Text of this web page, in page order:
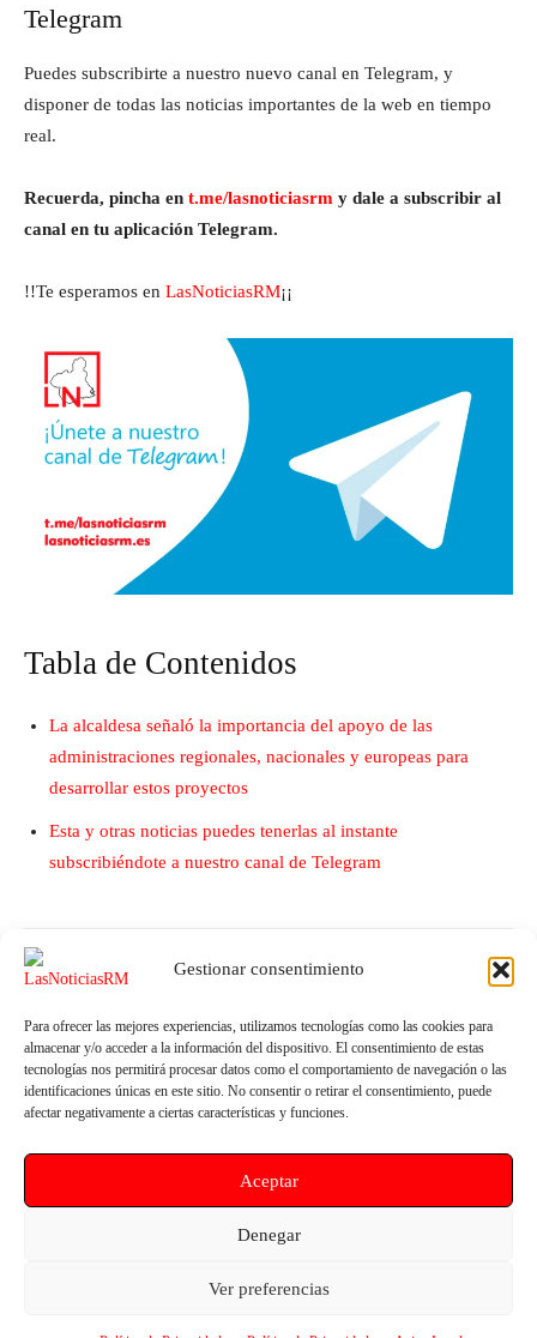
Gestionar consentimiento
Para ofrecer las mejores experiencias, utilizamos tecnologías como las cookies para
almacenar y/o acceder a la información del dispositivo. El consentimiento de estas
tecnologías nos permitirá procesar datos como el comportamiento de navegación o las
identificaciones únicas en este sitio. No consentir o retirar el consentimiento, puede
afectar negativamente a ciertas características y funciones.
Aceptar
Denegar
Ver preferencias
Telegram
Puedes subscribirte a nuestro nuevo canal en Telegram, y
disponer de todas las noticias importantes de la web en tiempo
real.
Recuerda, pincha en t.me/lasnoticiasrm y dale a subscribir al
canal en tu aplicación Telegram.
!!Te esperamos en LasNoticiasRM¡¡
Tabla de Contenidos
La alcaldesa señaló la importancia del apoyo de las
administraciones regionales, nacionales y europeas para
desarrollar estos proyectos
Esta y otras noticias puedes tenerlas al instante
subscribiéndote a nuestro canal de Telegram
Artículo anterior
El Gobierno de López Miras
mantiene sin ejecutar más del
80% de los fondos para ayudas
La “Operación Paripé” del PP de
Fulgencio Gil termina con una
Lorca sucia, abandonada y con
Gestión de Residuos con